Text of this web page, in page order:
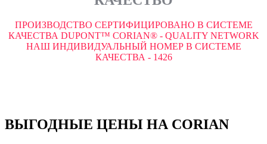
ПРОИЗВОДСТВО СЕРТИФИЦИРОВАНО В СИСТЕМЕ
КАЧЕСТВА DUPONT™ CORIAN® - QUALITY NETWORK
НАШ ИНДИВИДУАЛЬНЫЙ НОМЕР В СИСТЕМЕ
КАЧЕСТВА - 1426
ВЫГОДНЫЕ ЦЕНЫ НА CORIAN